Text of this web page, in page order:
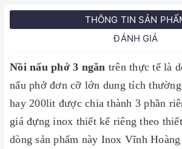
THÔNG TIN SẢN
ĐÁNH GIÁ
Nồi nấu phở 3 ngăn trên thực tế là
nấu phở đơn cỡ lớn dung tích
hay 200lit được chia thành 3 phần
giá đựng inox thiết kế riêng theo
dòng sản phẩm này Inox Vĩnh